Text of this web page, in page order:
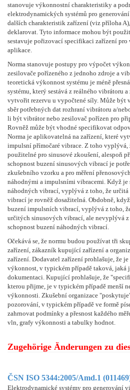
stanovuje výkonnostní charakteristiky a
elektrodynamických systémů pro
dalších charakteristik zařízení (viz příloha
deklarovat. Tyto informace mohou být
sestavuje pořizovací specifikaci zařízení pro
aplikace.
Norma stanovuje postupy pro výpočet
zesilovače pořízeného z jednoho zdroje a
teoretická výkonnost systému je méně
systému, který sestává z reálného vibrátoru
vytvořit rezervu u vypočtené síly. Může být
sběr potřebných dat rozhraní vibrátoru a/
li být vibrátor nebo zesilovač pořízen pro
Rovněž může být vhodné specifikovat
Norma je aplikovatelná na zařízení, které
impulsní přímočaré vibrace. Z toho vyplývá,
použitelné pro sinusové zkoušení, alespoň
schopnost buzení sinusových vibrací je
zkušebního vzorku a pro měření
náhodnými a impulsními vibracemi. Když je
náhodných vibrací, vyplývá z toho, že
vibrací je rovněž dosažitelná. Obdobně,
buzení impulsních vibrací, vyplývá z toho,
určitých sinusových vibrací, ale nevyplývá z
schopnost buzení náhodných vibrací.
Očekává se, že normu budou používat tři
zařízení, zákazník kupující zařízení a
zařízení. Dodavatel zařízení prohlašuje, že
výkonnost, v typickém případě taková, jaká
dokumentaci. Kupující prohlašuje, že
kterou přijme, je v typickém případě menší
výkonnosti. Zkušební organizace
pozorování, v typickém případě ve formě
zahrnovat podmínky a přesnost každého
vln, grafy výkonnosti a tabulky hodnot.
Zugehörige Änderungen zu
ČSN ISO 5344:2005/Amd.1
Elektrodynamické systémy pro generování